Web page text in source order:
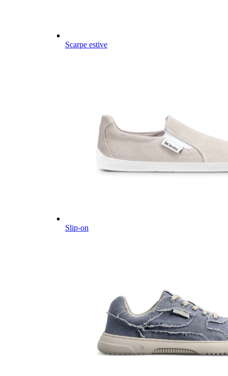
Scarpe estive
Slip-on